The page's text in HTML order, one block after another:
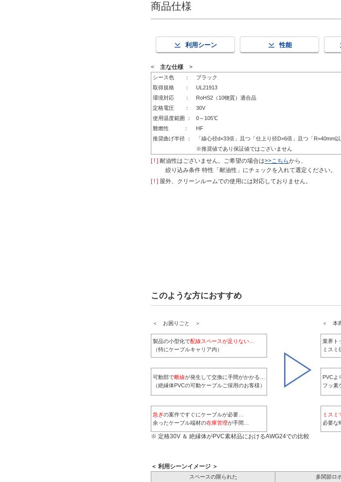
商品仕様
利用シーン 性能
< 主な仕様 >
シース色 ：
ブラック
取得規格 ：
UL21913
環境対応 ：
RoHS2（10物質）適合品
定格電圧 ：
30V
使用温度範囲 ：
0～105℃
難燃性 ：
HF
推奨曲げ半径 ：
「線心径d×33倍」且つ「仕上り径D×6倍」且つ「R=40mm以
※推奨値であり保証値ではございません
[ ! ] 耐油性はございません。ご希望の場合は>>こちらから、
絞り込み条件 特性「耐油性」にチェックを入れて選定ください。
[ ! ] 屋外、クリーンルームでの使用には対応しておりません。
このような方におすすめ
＜ お困りごと ＞ ＜ 本
製品の小型化で配線スペースが足りない…
（特にケーブルキャリア内）
業界ト
ミス
可動部で断線が発生して交換に手間がかかる…
（絶縁体PVCの可動ケーブルご採用のお客様）
PVCよ
フッ素
急ぎの案件ですぐにケーブルが必要…
余ったケーブル端材の在庫管理が手間…
ミスミ
必要な
※ 定格30V ＆ 絶縁体がPVC素材品におけるAWG24での比較
＜ 利用シーンイメージ ＞
スペースの限られた
多関節ロ